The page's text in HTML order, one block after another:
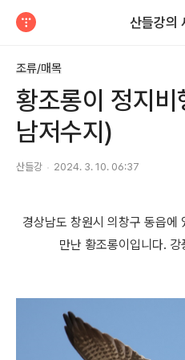
산들강의
조류/매목
황조롱이 정지
남저수지)
산들강 2024. 3. 10. 06:37
경상남도 창원시 의창구 동읍에
만난 황조롱이입니다.